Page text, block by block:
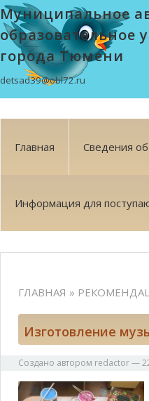
Муниципальное
образовательное
города Тюмени
detsad39@obl72.ru
Главная Сведения
Информация для
ГЛАВНАЯ »
Изготовление
Создано автором redactor—